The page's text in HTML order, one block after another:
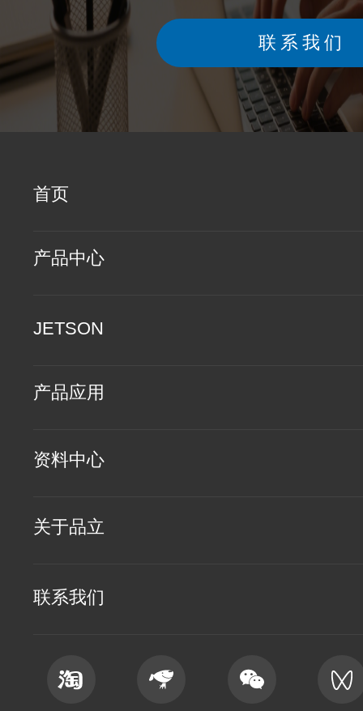
联系我们
首页
产品中心
JETSON
产品应用
资料中心
关于品立
联系我们